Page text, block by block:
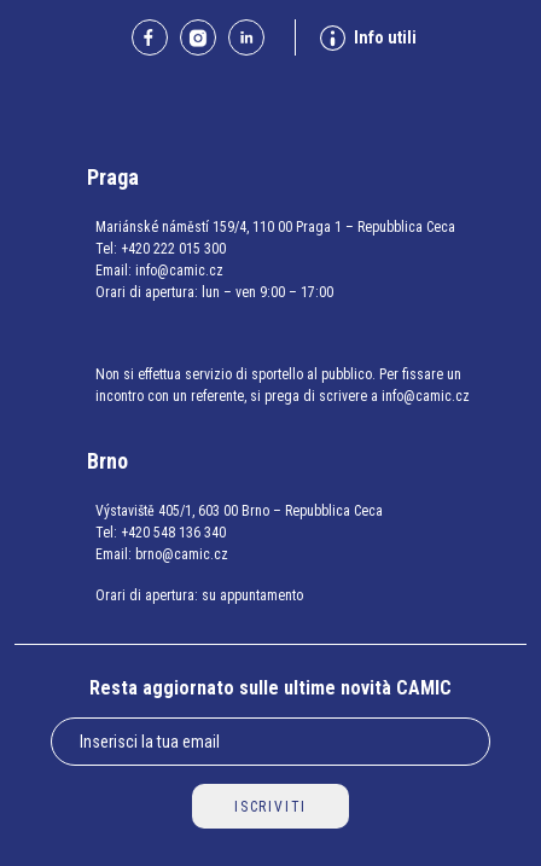
Info utili
Praga
Mariánské náměstí 159/4, 110 00 Praga 1 – Repubblica Ceca
Tel: +420 222 015 300
Email: info@camic.cz
Orari di apertura: lun – ven 9:00 – 17:00
Non si effettua servizio di sportello al pubblico. Per fissare un
incontro con un referente, si prega di scrivere a info@camic.cz
Brno
Výstaviště 405/1, 603 00 Brno – Repubblica Ceca
Tel: +420 548 136 340
Email: brno@camic.cz
Orari di apertura: su appuntamento
Resta aggiornato sulle ultime novità CAMIC
ISCRIVITI